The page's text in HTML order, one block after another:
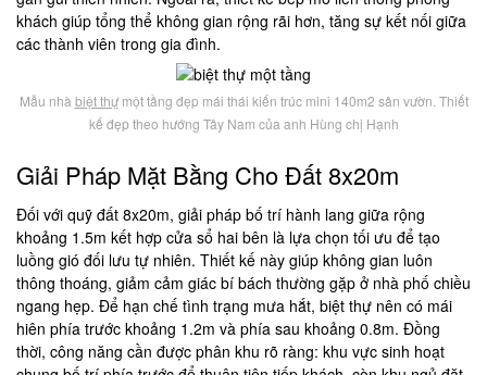
khách giúp tổng thể không gian rộng rãi hơn, tăng sự kết nối giữa
các thành viên trong gia đình.
Mẫu nhà biệt thựmột tầng đẹp mái thái kiến trúc mini 140m2 sân vườn. Thiết
kế đẹp theo hướng Tây Nam của anh Hùng chị Hạnh
Giải Pháp Mặt Bằng Cho Đất 8x20m
Đối với quỹ đất 8x20m, giải pháp bố trí hành lang giữa rộng
khoảng 1.5m kết hợp cửa sổ hai bên là lựa chọn tối ưu để tạo
luồng gió đối lưu tự nhiên. Thiết kế này giúp không gian luôn
thông thoáng, giảm cảm giác bí bách thường gặp ở nhà phố chiều
ngang hẹp. Để hạn chế tình trạng mưa hắt, biệt thự nên có mái
hiên phía trước khoảng 1.2m và phía sau khoảng 0.8m. Đồng
thời, công năng cần được phân khu rõ ràng: khu vực sinh hoạt